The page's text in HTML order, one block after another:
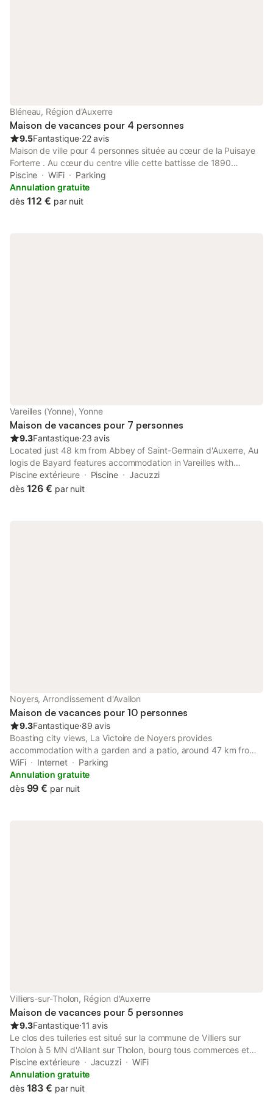
Bléneau, Région d'Auxerre
Maison de vacances pour 4 personnes
9.5Fantastique⋅22 avis
Maison de ville pour 4 personnes située au cœur de la Puisaye
Forterre . Au cœur du centre ville cette battisse de 1890
entièrement restauré .Située à proximité de plusieurs sites
historiques et naturelles, vos journées seront bien remplies.
Dans cette maison vous y trouverez tout le confort souhaité
Piscine WiFi
Parking
Annulation gratuite
dès 112 € par nuit
Vareilles (Yonne), Yonne
Maison de vacances pour 7 personnes
9.3Fantastique⋅23 avis
Located just 48 km from Abbey of Saint-Germain d'Auxerre, Au
logis de Bayard features accommodation in Vareilles with
access to a garden, barbecue facilities, as well as a 24-hour
front desk.
Piscine extérieure Piscine
Jacuzzi
dès 126 € par nuit
Noyers, Arrondissement d'Avallon
Maison de vacances pour 10 personnes
9.3Fantastique⋅89 avis
Boasting city views, La Victoire de Noyers provides
accommodation with a garden and a patio, around 47 km from
Auxerre Clock Tower. Featuring a 24-hour front desk, this
property also provides guests with a picnic area.
WiFi Internet
Parking
Annulation gratuite
dès 99 € par nuit
Villiers-sur-Tholon, Région d'Auxerre
Maison de vacances pour 5 personnes
9.3Fantastique⋅11 avis
Le clos des tuileries est situé sur la commune de Villiers sur
Tholon à 5 MN d'Aillant sur Tholon, bourg tous commerces et
activités à 20 MN D'Auxerre et 12 MN de la Gare de Joigny
centre ville, départs de trains pour Paris desservant en 1 heure
les gares de Lyon et de Bercy.à 1 H 30 MN de paris par
Piscine extérieure Jacuzzi
WiFi
Annulation gratuite
dès 183 € par nuit